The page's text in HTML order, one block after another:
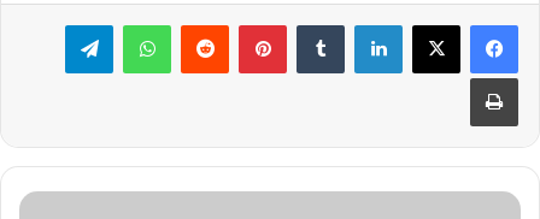
لینکدین پینترست ‫رددیت واتس آپ
چاپ
{